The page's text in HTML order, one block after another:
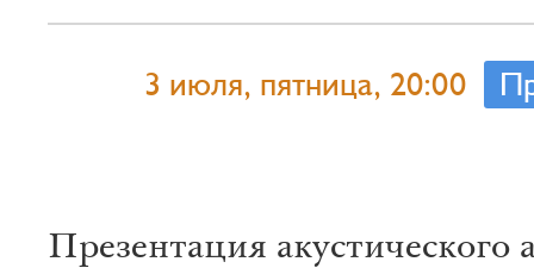
3 июля, пятница, 20:00
Презентация акустического